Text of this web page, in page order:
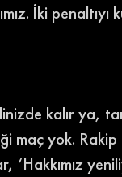
İki penaltıyı
kalır ya,
maç yok.
‘Hakkımız